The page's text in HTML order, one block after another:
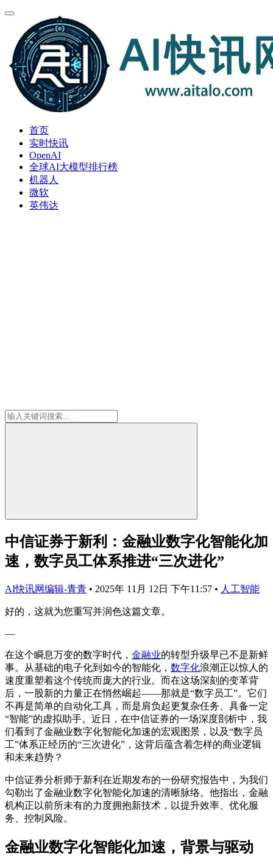
首页
实时快讯
OpenAI
全球AI大模型排行榜
机器人
微软
英伟达
中信证券于新利：金融业数字化智能化加
速，数字员工体系推进“三次进化”
AI快讯网编辑-青青 • 2025年 11月 12日 下午11:57 • 人工智能
好的，这就为您重写并润色这篇文章。
—
在这个瞬息万变的数字时代， 金融业的转型升级早已不是新鲜
事。从基础的电子化到如今的智能化， 数字化浪潮正以惊人的
速度重塑着这个传统而庞大的行业。而在这场深刻的变革背
后，一股新的力量正在悄然崛起——那就是“数字员工”。它们
不再是简单的自动化工具，而是肩负起更复杂任务、具备一定
“智能”的虚拟助手。近日，在中信证券的一场深度剖析中，我
们看到了金融业数字化智能化加速的宏观图景，以及“数字员
工”体系正经历的“三次进化”，这背后蕴含着怎样的商业逻辑
和未来趋势？
中信证券分析师于新利在近期发布的一份研究报告中，为我们
勾勒出了金融业数字化智能化加速的清晰脉络。他指出，金融
机构正以前所未有的力度拥抱新技术，以提升效率、优化服
务、控制风险。
金融业数字化智能化加速，背景与驱动